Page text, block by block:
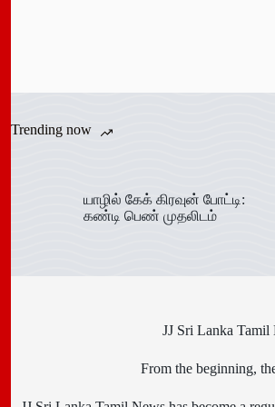
Trending now
யாழில் கேக் கிரவுன் போட்டி:
கண்டி பெண் முதலிடம்
JJ Sri Lanka Tamil
From the beginning,